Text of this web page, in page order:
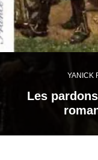
YANICK
Les